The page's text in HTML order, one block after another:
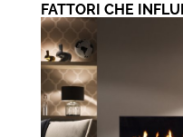
FATTORI CHE